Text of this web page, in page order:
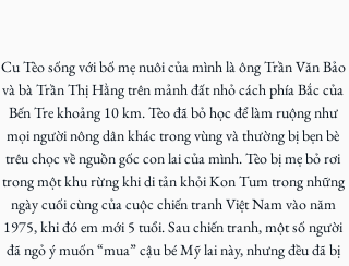
Cu Tèo sống với bố mẹ nuôi của mình là ông Trần Văn Bảo
và bà Trần Thị Hằng trên mảnh đất nhỏ cách phía Bắc của
Bến Tre khoảng 10 km. Tèo đã bỏ học để làm ruộng như
mọi người nông dân khác trong vùng và thường bị bẹn bè
trêu chọc về nguồn gốc con lai của mình. Tèo bị mẹ bỏ rơi
trong một khu rừng khi di tản khỏi Kon Tum trong những
ngày cuối cùng của cuộc chiến tranh Việt Nam vào năm
1975, khi đó em mới 5 tuổi. Sau chiến tranh, một số người
đã ngỏ ý muốn “mua” cậu bé Mỹ lai này, nhưng đều đã bị